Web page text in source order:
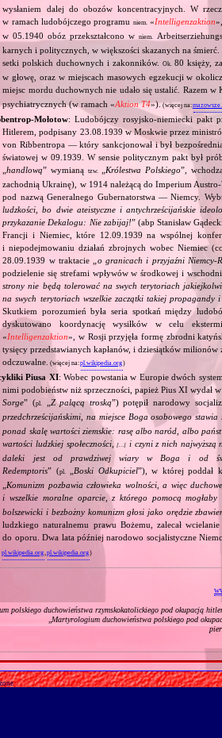
wysłaniem dalej do obozów koncentracyjnych. W
w ramach ludobójczego programu niem. «Intelligenzaktion
w 05.1940 obóz przekształcono wniem.
karnych i politycznych, w większości skazanych na
setki polskich duchownych i zakonników.
Ok. 80 księży,
w głowę, oraz w miejscach masowych egzekucji w
miejsc mordu duchownych nie udało się ustalić. Razem
psychiatrycznych (w ramach «Aktion T4»).(więcej na:
: Ludobójczy rosyjsko‐niemiecki pakt
Hitlerem, podpisany 23.08.1939 w Moskwie przez
von Ribbentropa — który sankcjonował i był
światowej w 09.1939. W sensie politycznym pakt był
„handlową” wymianą tzw. Królestwa Polskiego”,
zachodnią Ukrainę), w 1914 należącą do Imperium
pod nazwą Generalnego Gubernatorstwa — Niemcy.
ludzkości, bo dwie ateistyczne i antychrześcijańskie
przykazanie Dekalogu: Nie zabijaj!” (abp Stanisław
Francji i Niemiec, które 12.09.1939 na wspólnej
i niepodejmowaniu działań zbrojnych wobec Niemiec
28.09.1939 w traktacie „ o granicach i przyjaźni
podzielenie się strefami wpływów w środkowej i
strony nie będą tolerować na swych terytoriach
na swych terytoriach wszelkie zaczątki takiej
Skutkiem porozumień była seria spotkań między
dyskutowano koordynację wysiłków w celu
«Intelligenzaktion», w Rosji przyjęła formę zbrodni
tysięcy przedstawianych kapłanów, i dziesiątków
odczuwalne. (więcej na:pl.wikipedia.org)
Piusa XI: Wobec powstania w Europie dwóch
nimi podobieństw niż sprzeczności, papież Pius XI
Sorge” (pl. Z palącą troską”) potępił narodowy
przedchrześcijańskimi, na miejsce Boga osobowego
ponad skalę wartości ziemskie: rasę albo naród, albo
wartości ludzkiej społeczności,[…] i czyni z nich najwyższą
daleki jest od prawdziwej wiary w Boga i od
Redemptoris” (pl. Boski Odkupiciel”), w której poddał
Komunizm pozbawia człowieka wolności, a więc
i wszelkie moralne oparcie, z którego pomocą
bolszewicki i bezbożny komunizm głosi jako orędzie
ludzkiego naturalnemu prawu Bożemu, zalecał
do oporu. Dwa lata później narodowo socjalistyczne
pl.wikipedia.org,pl.wikipedia.org)
polskiego duchowieństwa rzymskokatolickiego pod okupacją
Martyrologium duchowieństwa polskiego pod